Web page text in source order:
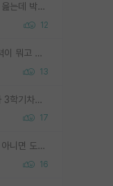
서당개 개 ㅅㄲ도 3년이면 풍월 읊는데 박사 5년 이상 대리고 있으면서 물된건 교수 탓 맞는ㄱ게 거기가 서당이 아니란 소리임
12
능력없는박사 란 말이지 뭐. 능력이 뭐고 능력이 있다는게 뭔지는 사람마다 기준이 다르니까 얘기해봐야 서로 자기 기준만 얘기해서 논쟁이 끝이 안나고. 주위에서 능력있고 야심있는 신입생이 교수가 유의미한 피드백을 아예 안주면서 제대로된 과제에 참여해볼 기회도 제공하지 않고 잡일 뺑뺑이만 돌려서 맨날 단순작업만 하면서 밤새다가 눈빛이 점점 죽어가는걸 본 사람은 물박사는 교수탓이라고 하고, 교수는 이것저것 알려도 주고 기회도 주고 사수 동기 붙여주면서 어떻게든 끌고가려고 하는데 본인이 매일 뺀질거리면서 출근 하는둥마는둥 하다가 기껏 와서도 폰이나 쳐다보다가 실험 망치고 저녁약속있어서 먼저 가볼게요~ 하는걸 본 사람은 물박사는 본인탓이라고 함.
13
가지마라. 신생랩이고 내가 석사 3학기차인데 최고참인데 나도 아무것도 모르는데 교수가 후배들 왜 논문 교육 안시키냐. 논문 왜 안 써오냐 닦달한다
17
신생랩+젊은 교수 이게 ㄹㅇ 모 아니면 도인듯.
16